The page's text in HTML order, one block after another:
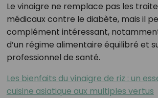
Le vinaigre ne remplace pas les
médicaux contre le diabète, mais il
complément intéressant,
d’un régime alimentaire équilibré et
professionnel de santé.
Les bienfaits du vinaigre de riz : un
cuisine asiatique aux multiples vertus